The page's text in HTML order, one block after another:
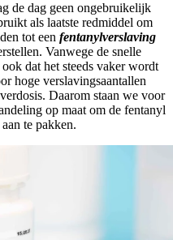
de dag geen ongebruikelijk
als laatste redmiddel om
tot een fentanylverslaving
Vanwege de snelle
dat het steeds vaker wordt
hoge verslavingsaantallen
Daarom staan we voor
op maat om de fentanyl
te pakken.